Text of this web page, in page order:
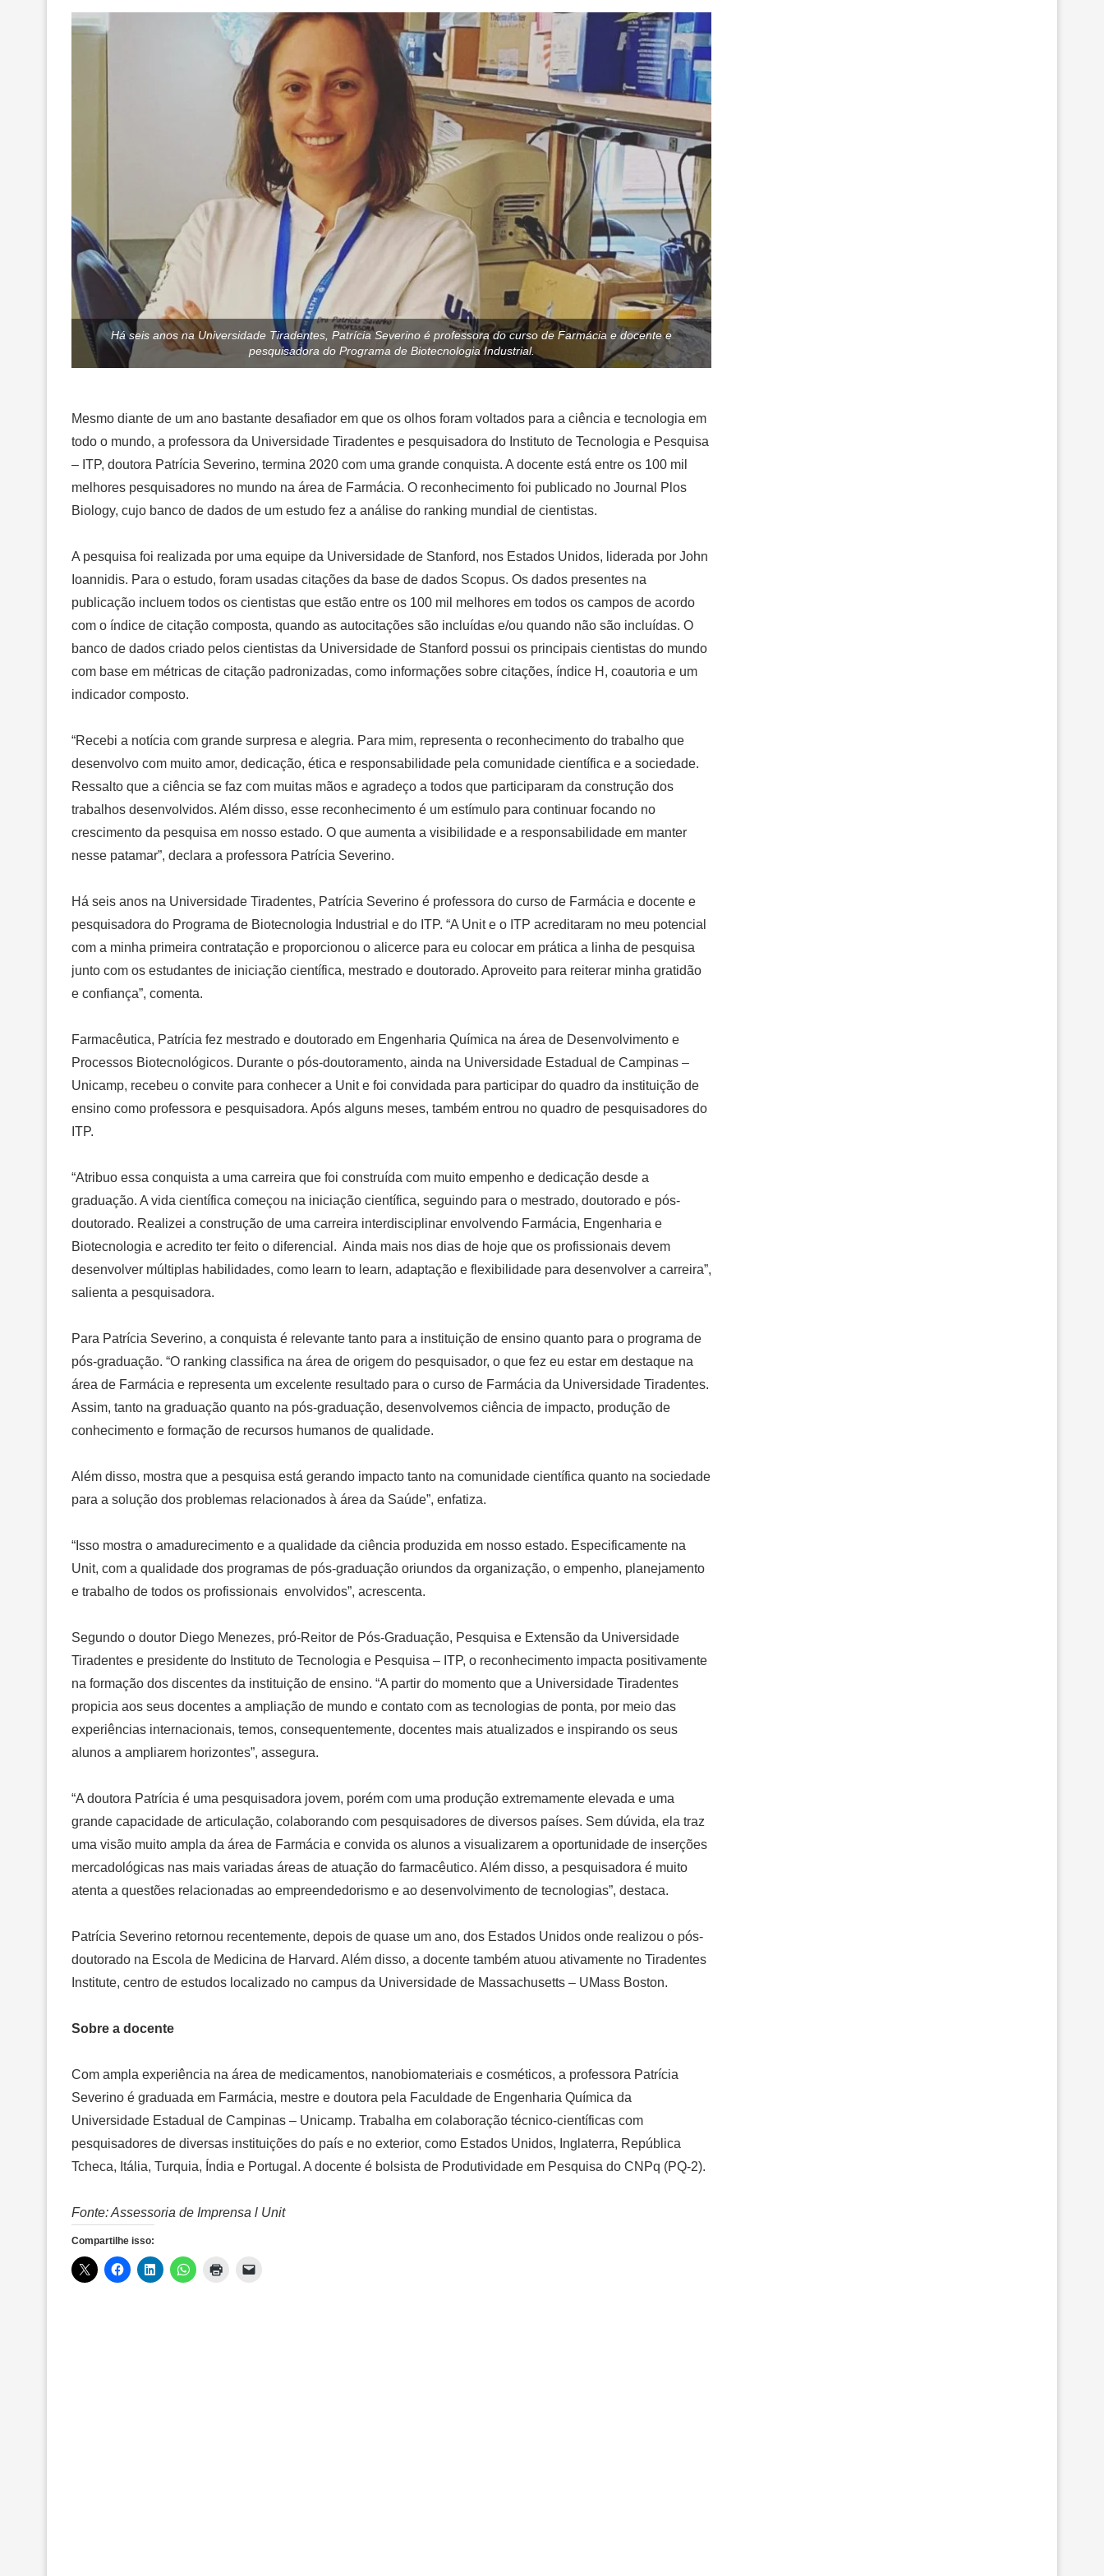
Há seis anos na Universidade Tiradentes, Patrícia Severino é professora do curso de Farmácia e docente e
pesquisadora do Programa de Biotecnologia Industrial.
Mesmo diante de um ano bastante desafiador em que os olhos foram voltados para a ciência e tecnologia em
todo o mundo, a professora da Universidade Tiradentes e pesquisadora do Instituto de Tecnologia e Pesquisa
– ITP, doutora Patrícia Severino, termina 2020 com uma grande conquista. A docente está entre os 100 mil
melhores pesquisadores no mundo na área de Farmácia. O reconhecimento foi publicado no Journal Plos
Biology, cujo banco de dados de um estudo fez a análise do ranking mundial de cientistas.
A pesquisa foi realizada por uma equipe da Universidade de Stanford, nos Estados Unidos, liderada por John
Ioannidis. Para o estudo, foram usadas citações da base de dados Scopus. Os dados presentes na
publicação incluem todos os cientistas que estão entre os 100 mil melhores em todos os campos de acordo
com o índice de citação composta, quando as autocitações são incluídas e/ou quando não são incluídas. O
banco de dados criado pelos cientistas da Universidade de Stanford possui os principais cientistas do mundo
com base em métricas de citação padronizadas, como informações sobre citações, índice H, coautoria e um
indicador composto.
“Recebi a notícia com grande surpresa e alegria. Para mim, representa o reconhecimento do trabalho que
desenvolvo com muito amor, dedicação, ética e responsabilidade pela comunidade científica e a sociedade.
Ressalto que a ciência se faz com muitas mãos e agradeço a todos que participaram da construção dos
trabalhos desenvolvidos. Além disso, esse reconhecimento é um estímulo para continuar focando no
crescimento da pesquisa em nosso estado. O que aumenta a visibilidade e a responsabilidade em manter
nesse patamar”, declara a professora Patrícia Severino.
Há seis anos na Universidade Tiradentes, Patrícia Severino é professora do curso de Farmácia e docente e
pesquisadora do Programa de Biotecnologia Industrial e do ITP. “A Unit e o ITP acreditaram no meu potencial
com a minha primeira contratação e proporcionou o alicerce para eu colocar em prática a linha de pesquisa
junto com os estudantes de iniciação científica, mestrado e doutorado. Aproveito para reiterar minha gratidão
e confiança”, comenta.
Farmacêutica, Patrícia fez mestrado e doutorado em Engenharia Química na área de Desenvolvimento e
Processos Biotecnológicos. Durante o pós-doutoramento, ainda na Universidade Estadual de Campinas –
Unicamp, recebeu o convite para conhecer a Unit e foi convidada para participar do quadro da instituição de
ensino como professora e pesquisadora. Após alguns meses, também entrou no quadro de pesquisadores do
ITP.
“Atribuo essa conquista a uma carreira que foi construída com muito empenho e dedicação desde a
graduação. A vida científica começou na iniciação científica, seguindo para o mestrado, doutorado e pós-
doutorado. Realizei a construção de uma carreira interdisciplinar envolvendo Farmácia, Engenharia e
Biotecnologia e acredito ter feito o diferencial. Ainda mais nos dias de hoje que os profissionais devem
desenvolver múltiplas habilidades, como learn to learn, adaptação e flexibilidade para desenvolver a carreira”,
salienta a pesquisadora.
Para Patrícia Severino, a conquista é relevante tanto para a instituição de ensino quanto para o programa de
pós-graduação. “O ranking classifica na área de origem do pesquisador, o que fez eu estar em destaque na
área de Farmácia e representa um excelente resultado para o curso de Farmácia da Universidade Tiradentes.
Assim, tanto na graduação quanto na pós-graduação, desenvolvemos ciência de impacto, produção de
conhecimento e formação de recursos humanos de qualidade.
Além disso, mostra que a pesquisa está gerando impacto tanto na comunidade científica quanto na sociedade
para a solução dos problemas relacionados à área da Saúde”, enfatiza.
“Isso mostra o amadurecimento e a qualidade da ciência produzida em nosso estado. Especificamente na
Unit, com a qualidade dos programas de pós-graduação oriundos da organização, o empenho, planejamento
e trabalho de todos os profissionais envolvidos”, acrescenta.
Segundo o doutor Diego Menezes, pró-Reitor de Pós-Graduação, Pesquisa e Extensão da Universidade
Tiradentes e presidente do Instituto de Tecnologia e Pesquisa – ITP, o reconhecimento impacta positivamente
na formação dos discentes da instituição de ensino. “A partir do momento que a Universidade Tiradentes
propicia aos seus docentes a ampliação de mundo e contato com as tecnologias de ponta, por meio das
experiências internacionais, temos, consequentemente, docentes mais atualizados e inspirando os seus
alunos a ampliarem horizontes”, assegura.
“A doutora Patrícia é uma pesquisadora jovem, porém com uma produção extremamente elevada e uma
grande capacidade de articulação, colaborando com pesquisadores de diversos países. Sem dúvida, ela traz
uma visão muito ampla da área de Farmácia e convida os alunos a visualizarem a oportunidade de inserções
mercadológicas nas mais variadas áreas de atuação do farmacêutico. Além disso, a pesquisadora é muito
atenta a questões relacionadas ao empreendedorismo e ao desenvolvimento de tecnologias”, destaca.
Patrícia Severino retornou recentemente, depois de quase um ano, dos Estados Unidos onde realizou o pós-
doutorado na Escola de Medicina de Harvard. Além disso, a docente também atuou ativamente no Tiradentes
Institute, centro de estudos localizado no campus da Universidade de Massachusetts – UMass Boston.
Sobre a docente
Com ampla experiência na área de medicamentos, nanobiomateriais e cosméticos, a professora Patrícia
Severino é graduada em Farmácia, mestre e doutora pela Faculdade de Engenharia Química da
Universidade Estadual de Campinas – Unicamp. Trabalha em colaboração técnico-científicas com
pesquisadores de diversas instituições do país e no exterior, como Estados Unidos, Inglaterra, República
Tcheca, Itália, Turquia, Índia e Portugal. A docente é bolsista de Produtividade em Pesquisa do CNPq (PQ-2).
Fonte: Assessoria de Imprensa l Unit
Compartilhe isso: